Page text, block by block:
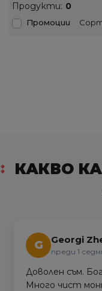
Продукти: 0
Промоции
КАКВО
G Georgi
преди 1
Доволен съм.
Много чист